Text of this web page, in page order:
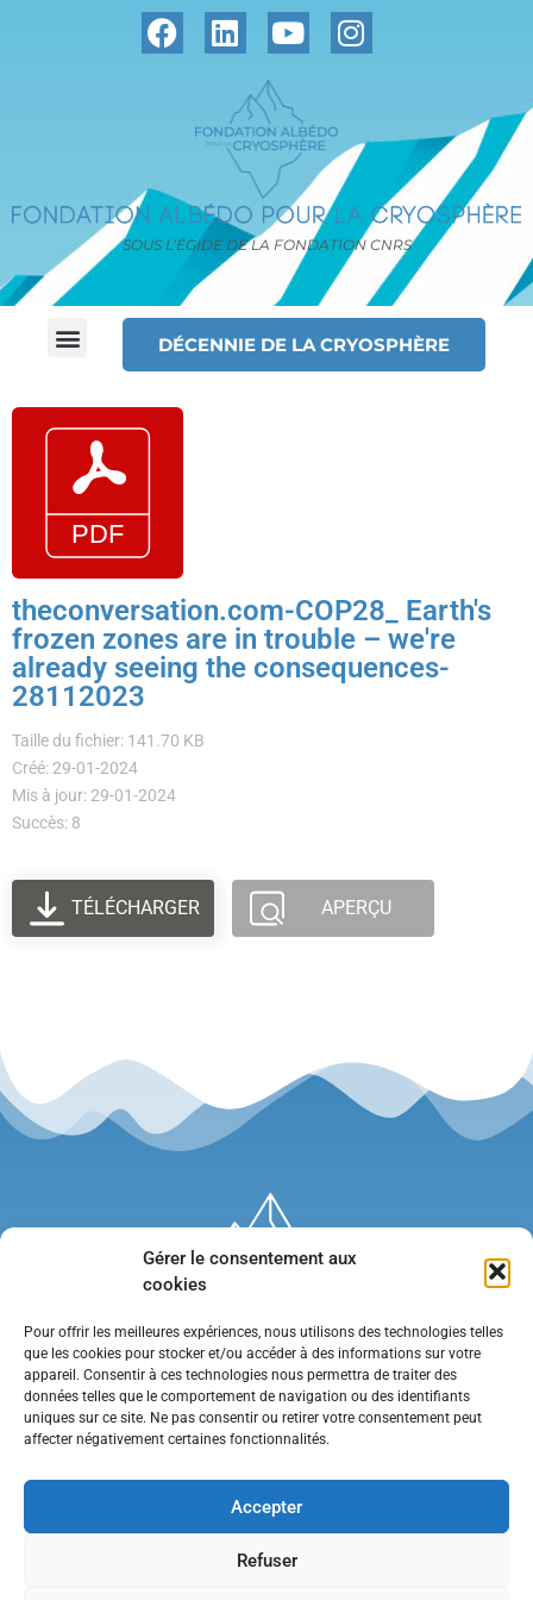
Gérer le consentement aux
cookies
Pour offrir les meilleures expériences, nous utilisons des technologies telles
que les cookies pour stocker et/ou accéder à des informations sur votre
appareil. Consentir à ces technologies nous permettra de traiter des
données telles que le comportement de navigation ou des identifiants
uniques sur ce site. Ne pas consentir ou retirer votre consentement peut
affecter négativement certaines fonctionnalités.
Accepter
Refuser
SOUS L’ÉGIDE DE LA FONDATION CNRS
DÉCENNIE DE LA CRYOSPHÈRE
theconversation.com-COP28_ Earth's
frozen zones are in trouble – we're
already seeing the consequences-
28112023
Taille du fichier: 141.70 KB
Créé: 29-01-2024
Mis à jour: 29-01-2024
Succès: 8
TÉLÉCHARGER APERÇU
•Contact